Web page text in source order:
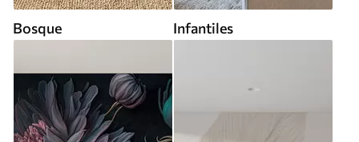
Bosque Infantiles